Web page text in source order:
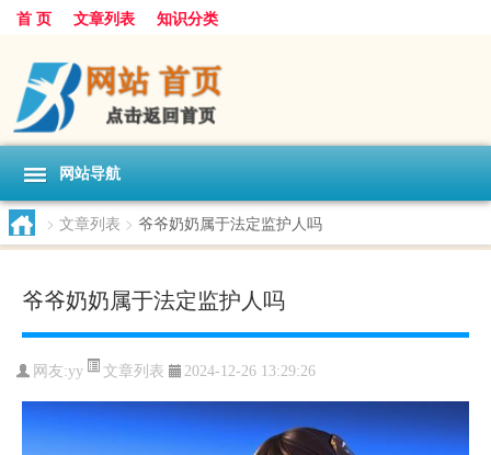
首 页 文章列表 知识分类
网站导航
> 文章列表 > 爷爷奶奶属于法定监护人吗
爷爷奶奶属于法定监护人吗
网友:yy 文章列表 2024-12-26 13:29:26